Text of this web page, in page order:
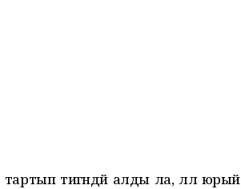
тигәндәй алды ла, әллә юрый